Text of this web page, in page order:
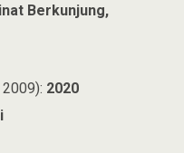
Berkunjung,
2020